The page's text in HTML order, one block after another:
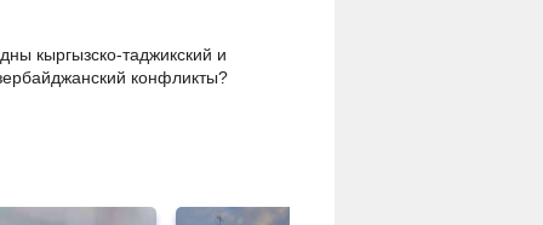
кыргызско-таджикский и
конфликты?